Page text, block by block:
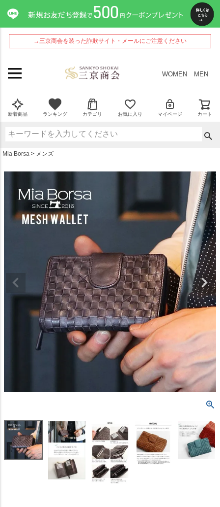
→三京商会を装った詐欺サイト・メールにご注意ください
WOMEN MEN
新着商品 ランキング カテゴリ お気に入り マイページ カート
Mia Borsa メンズ
ペー
ジト
ップ
へ